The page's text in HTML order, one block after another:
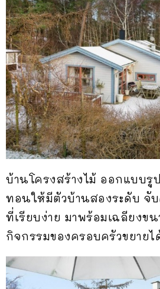
บ้านโครงสร้างไม้ ออกแบบรู
ทอนให้มีตัวบ้านสองระดับ จั
ที่เรียบง่าย มาพร้อมเฉลียงข
กิจกรรมของครอบครัวขยายไ